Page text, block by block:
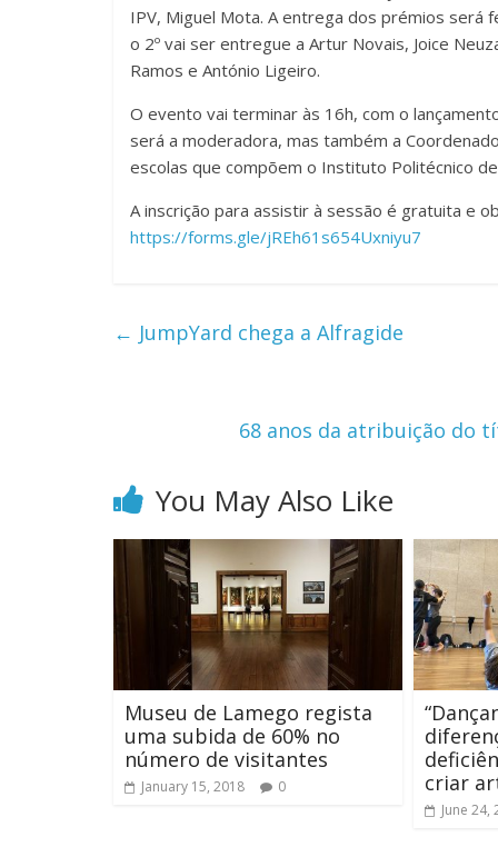
IPV, Miguel Mota. A entrega dos prémios será
o 2º vai ser entregue a Artur Novais, Joice
Ramos e António Ligeiro.
O evento vai terminar às 16h, com o
será a moderadora, mas também a
escolas que compõem o Instituto Politécnico
A inscrição para assistir à sessão é gratuita e
https://forms.gle/jREh61s654Uxniyu7
← JumpYard chega a Alfragide
68 anos da atribuição do
You May Also Like
Museu de Lamego regista
uma subida de 60% no
número de visitantes
January 15, 2018 0
criar
June 24,